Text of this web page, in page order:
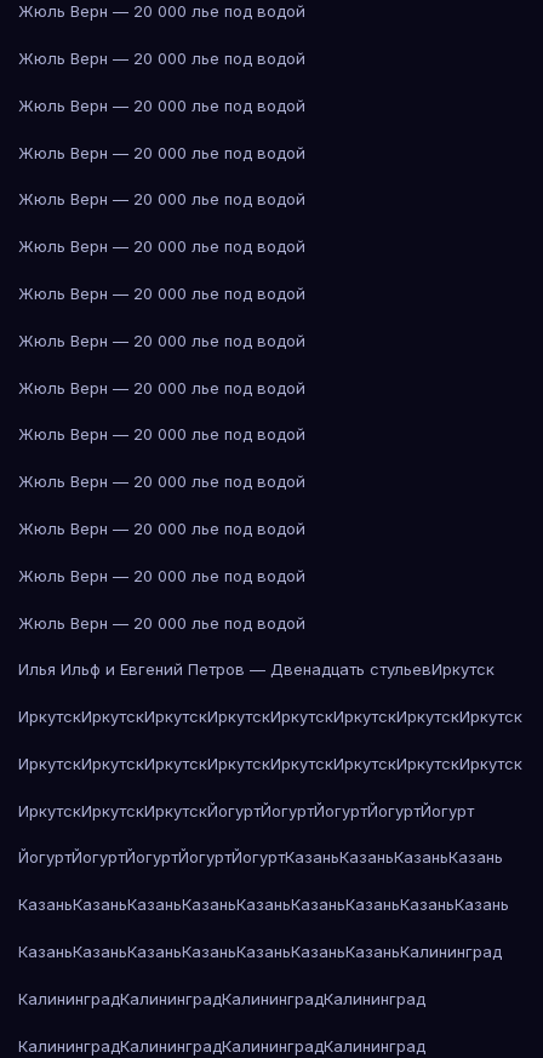
Жюль Верн — 20 000 лье под водой
Жюль Верн — 20 000 лье под водой
Жюль Верн — 20 000 лье под водой
Жюль Верн — 20 000 лье под водой
Жюль Верн — 20 000 лье под водой
Жюль Верн — 20 000 лье под водой
Жюль Верн — 20 000 лье под водой
Жюль Верн — 20 000 лье под водой
Жюль Верн — 20 000 лье под водой
Жюль Верн — 20 000 лье под водой
Жюль Верн — 20 000 лье под водой
Жюль Верн — 20 000 лье под водой
Жюль Верн — 20 000 лье под водой
Жюль Верн — 20 000 лье под водой
Илья Ильф и Евгений Петров — Двенадцать стульевИркутск
ИркутскИркутскИркутскИркутскИркутскИркутскИркутскИркутск
ИркутскИркутскИркутскИркутскИркутскИркутскИркутскИркутск
ИркутскИркутскИркутскЙогуртЙогуртЙогуртЙогуртЙогурт
ЙогуртЙогуртЙогуртЙогуртЙогуртКазаньКазаньКазаньКазань
КазаньКазаньКазаньКазаньКазаньКазаньКазаньКазаньКазань
КазаньКазаньКазаньКазаньКазаньКазаньКазаньКалининград
КалининградКалининградКалининградКалининград
КалининградКалининградКалининградКалининград